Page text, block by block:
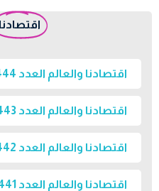
اقتصادنا
اقتصادنا والعالم العدد 444
اقتصادنا والعالم العدد 443
اقتصادنا والعالم العدد 442
اقتصادنا والعالم العدد 441